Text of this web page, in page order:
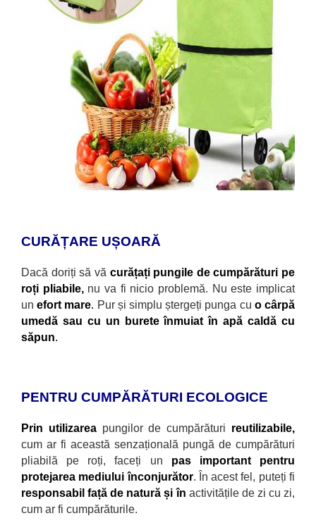
CURĂȚARE UȘOARĂ
Dacă doriți să vă curățați pungile de cumpărături pe
roți pliabile, nu va fi nicio problemă. Nu este implicat
unefort mare. Pur și simplu ștergeți punga cu o cârpă
umedă sau cu un burete înmuiat în apă caldă cu
săpun.
PENTRU CUMPĂRĂTURI ECOLOGICE
Prin utilizarea pungilor de cumpărături reutilizabile,
cum ar fi această senzațională pungă de cumpărături
pliabilă pe roți, faceți un pas important pentru
protejarea mediuluiînconjurător. În acest fel, puteți fi
responsabil față de natură și în activitățile de zi cu zi,
cum ar fi cumpărăturile.